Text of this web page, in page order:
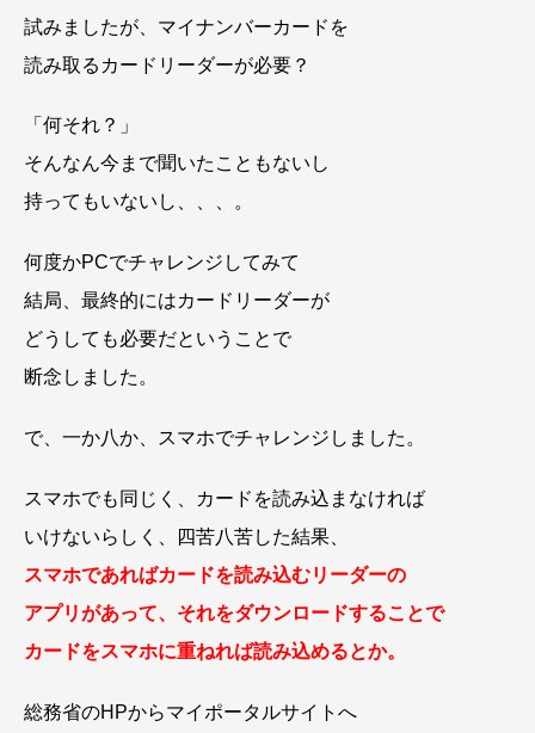
試みましたが、マイナンバーカードを
読み取るカードリーダーが必要？
「何それ？」
そんなん今まで聞いたこともないし
持ってもいないし、、、。
何度かPCでチャレンジしてみて
結局、最終的にはカードリーダーが
どうしても必要だということで
断念しました。
で、一か八か、スマホでチャレンジしました。
スマホでも同じく、カードを読み込まなければ
いけないらしく、四苦八苦した結果、
スマホであればカードを読み込むリーダーの
アプリがあって、それをダウンロードすることで
カードをスマホに重ねれば読み込めるとか。
総務省のHPからマイポータルサイトへ